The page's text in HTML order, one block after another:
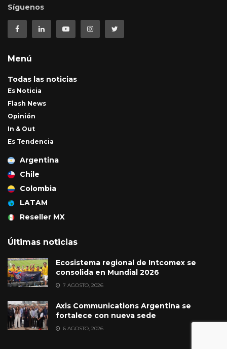
Síguenos
Menú
Todas las noticias
Es Noticia
Flash News
Opinión
In & Out
Es Tendencia
Argentina
Chile
Colombia
LATAM
Reseller MX
Últimas noticias
Ecosistema regional de Intcomex se
consolida en Mundial 2026
7 AGOSTO, 2026
Axis Communications Argentina se
fortalece con nueva sede
6 AGOSTO, 2026